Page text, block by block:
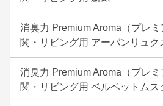
消臭力 Premium Aroma（プレ
関・リビング用 アーバンリュク
消臭力 Premium Aroma（プレ
関・リビング用 ベルベットムス